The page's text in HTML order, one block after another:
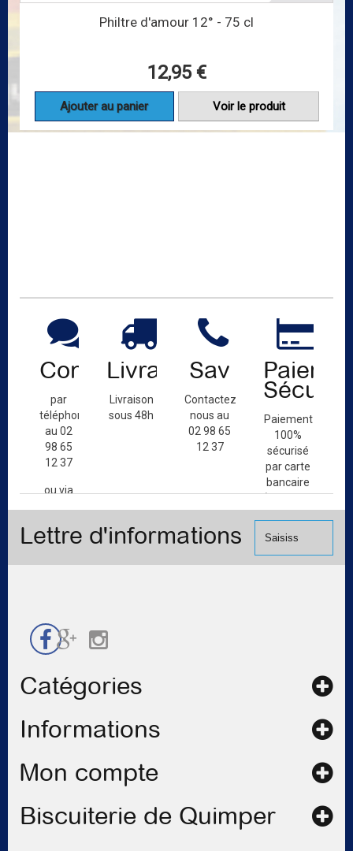
Philtre d'amour 12° - 75 cl
12,95 €
Ajouter au panier Voir le produit
Contact
par
téléphone
au 02
98 65
12 37
ou via
de
Livraison
Livraison
sous 48h
Sav
Contactez-
nous au
02 98 65
12 37
Paiement
100%
sécurisé
par carte
bancaire
(Mastercard,
Visa, ...) et
Lettre d'informations
Catégories
Informations
Mon compte
Biscuiterie de Quimper